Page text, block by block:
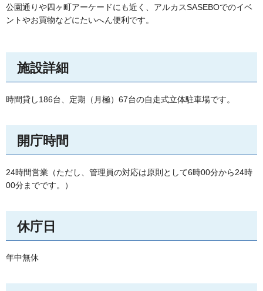
公園通りや四ヶ町アーケードにも近く、アルカスSASEBOでのイベ
ントやお買物などにたいへん便利です。
施設詳細
時間貸し186台、定期（月極）67台の自走式立体駐車場です。
開庁時間
24時間営業（ただし、管理員の対応は原則として6時00分から24時
00分までです。）
休庁日
年中無休